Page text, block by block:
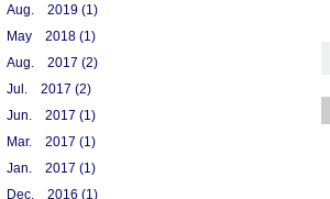
Aug. 2019 (1)
May 2018 (1)
Aug. 2017 (2)
Jul. 2017 (2)
Jun. 2017 (1)
Mar. 2017 (1)
Jan. 2017 (1)
Dec. 2016 (1)